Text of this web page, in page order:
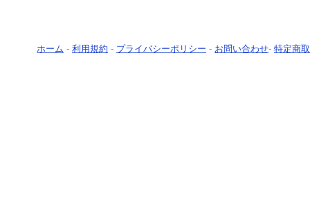
ホーム - 利用規約 - プライバシーポリシー - お問い合わせ- 特定商